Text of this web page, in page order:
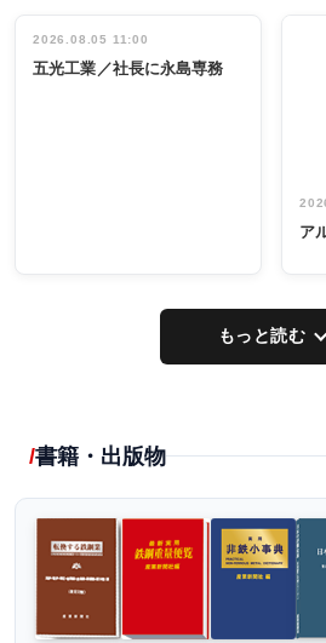
インタビュ
ー／社内ア
祝う 業界関
係者ら220人
出席
2026.08.05 11:00
五光工業／社長に永島専務
ア
もっと読む
書籍・出版物